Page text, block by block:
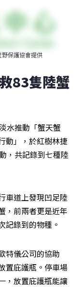
保護協會提供
83隻陸蟹
水推動「蟹天蟹
動」，於紅樹林捷
，共記錄到七種陸
車道上發現凹足陸
，前兩者更是近年
記錄到的物種。
特儀公司的協助
置庇護瓶。停車場
，放置庇護瓶能讓